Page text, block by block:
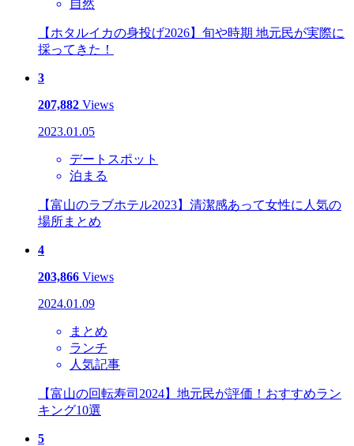
自然
【ホタルイカの身投げ2026】旬や時期 地元民が実際に
採ってきた！
3
207,882 Views
2023.01.05
デートスポット
泊まる
【富山のラブホテル2023】清潔感あって女性に人気の
場所まとめ
4
203,866 Views
2024.01.09
まとめ
ランチ
人気記事
【富山の回転寿司2024】地元民が評価！おすすめラン
キング10選
5